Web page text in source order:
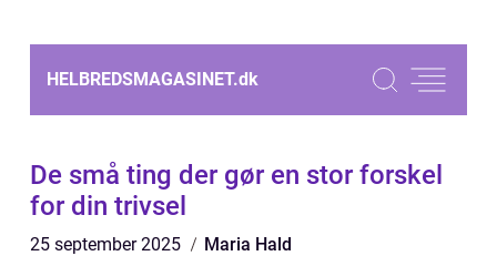
HELBREDSMAGASINET.dk
De små ting der gør en stor forskel
for din trivsel
25 september 2025 Maria Hald